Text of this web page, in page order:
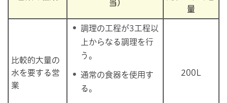
当)
量
比較的大量の
水を要する営
業
調理の工程が3工程以
上からなる調理を行
う。
通常の食器を使用す
る。
200L